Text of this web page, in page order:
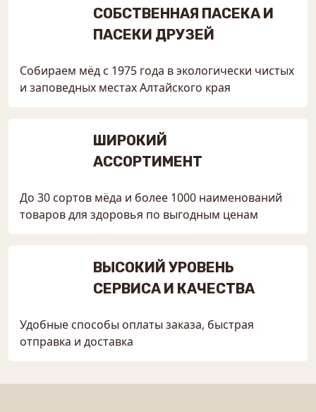
СОБСТВЕННАЯ ПАСЕКА И
ПАСЕКИ ДРУЗЕЙ
Собираем мёд с 1975 года в экологически чистых
и заповедных местах Алтайского края
ШИРОКИЙ
АССОРТИМЕНТ
До 30 сортов мёда и более 1000 наименований
товаров для здоровья по выгодным ценам
ВЫСОКИЙ УРОВЕНЬ
СЕРВИСА И КАЧЕСТВА
Удобные способы оплаты заказа, быстрая
отправка и доставка